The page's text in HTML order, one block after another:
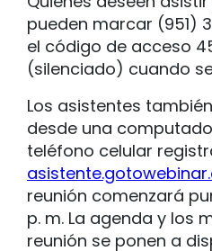
pueden marcar (951)
el código de acceso
(silenciado) cuando
Los asistentes
desde una
teléfono celular
reunión comenzará
p. m. La agenda y los
reunión se ponen a